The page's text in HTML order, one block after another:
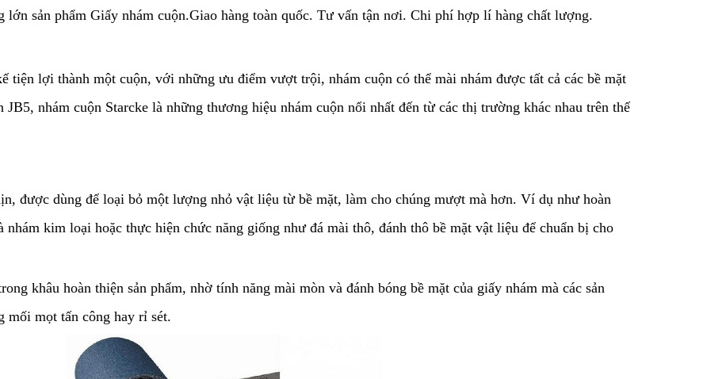
sản phẩm Giấy nhám cuộn.Giao hàng toàn quốc. Tư vấn tận nơi. Chi phí hợp lí hàng chất lượng.
tiện lợi thành một cuộn, với những ưu điểm vượt trội, nhám cuộn có thể mài nhám được tất cả các bề mặt
nhám cuộn Starcke là những thương hiệu nhám cuộn nổi nhất đến từ các thị trường khác nhau trên thế
được dùng để loại bỏ một lượng nhỏ vật liệu từ bề mặt, làm cho chúng mượt mà hơn. Ví dụ như hoàn
kim loại hoặc thực hiện chức năng giống như đá mài thô, đánh thô bề mặt vật liệu để chuẩn bị cho
khâu hoàn thiện sản phẩm, nhờ tính năng mài mòn và đánh bóng bề mặt của giấy nhám mà các sản
mối mọt tấn công hay rỉ sét.